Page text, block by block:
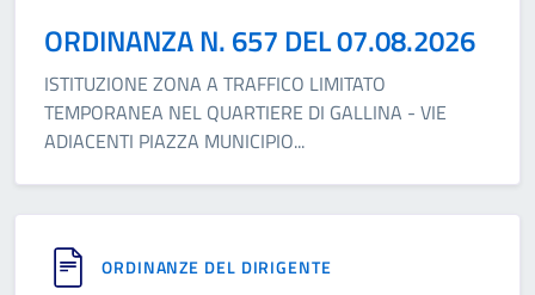
ORDINANZA N. 657 DEL 07.08.2026
ISTITUZIONE ZONA A TRAFFICO LIMITATO
TEMPORANEA NEL QUARTIERE DI GALLINA - VIE
ADIACENTI PIAZZA MUNICIPIO...
ORDINANZE DEL DIRIGENTE